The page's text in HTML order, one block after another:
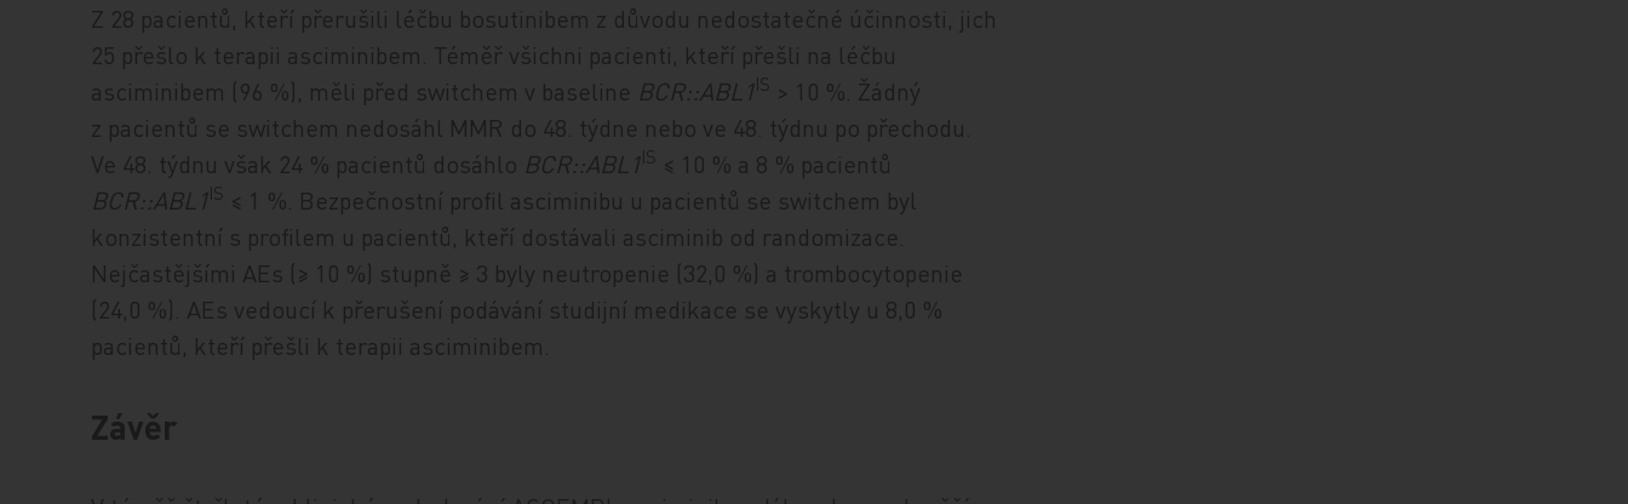
Z 28 pacientů, kteří přerušili léčbu bosutinibem z důvodu nedostatečné účinnosti, jich
25 přešlo k terapii asciminibem. Téměř všichni pacienti, kteří přešli na léčbu
asciminibem (96 %), měli před switchem v baseline BCR::ABL1IS > 10 %. Žádný
z pacientů se switchem nedosáhl MMR do 48. týdne nebo ve 48. týdnu po přechodu.
Ve 48. týdnu však 24 % pacientů dosáhlo BCR::ABL1IS ≤ 10 % a 8 % pacientů
BCR::ABL1IS ≤ 1 %. Bezpečnostní profil asciminibu u pacientů se switchem byl
konzistentní s profilem u pacientů, kteří dostávali asciminib od randomizace.
Nejčastějšími AEs (≥ 10 %) stupně ≥ 3 byly neutropenie (32,0 %) a trombocytopenie
(24,0 %). AEs vedoucí k přerušení podávání studijní medikace se vyskytly u 8,0 %
pacientů, kteří přešli k terapii asciminibem.
Závěr